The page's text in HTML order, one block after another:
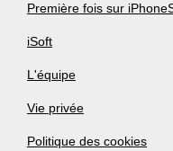
Première fois sur
iSoft
L'équipe
Vie privée
Politique des cookies